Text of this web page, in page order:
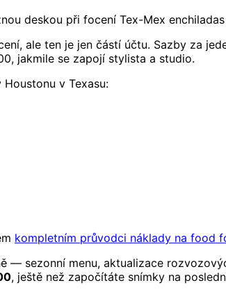
deskou při focení Tex-Mex enchiladas
ale ten je jen částí účtu. Sazby za
jakmile se zapojí stylista a studio.
v Texasu:
kompletním průvodci náklady na food
sezonní menu, aktualizace
, ještě než započítáte snímky na